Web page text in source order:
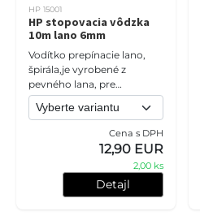
HP 15001
HP stopovacia vôdzka
10m lano 6mm
Vodítko prepínacie lano,
špirála,je vyrobené z
pevného lana, pre
maximálnu pevnosť sú
spoje vodítka
vysokotepelne zvarené,
prešité a prekryté plastovo
Cena s DPH
12,90 EUR
2,00 ks
Detajl